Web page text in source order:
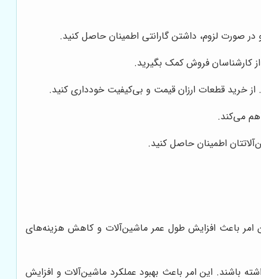
صورت لزوم، داشتن گارانتی اطمینان حاصل کنید.
کارشناسان فروش کمک بگیرید.
از خرید قطعات ارزان قیمت و بی‌کیفیت خودداری کنید.
می‌کند.
اطمینان حاصل کنید.
امر باعث افزایش طول عمر ماشین‌آلات و کاهش هزینه‌های
باشند. این امر باعث بهبود عملکرد ماشین‌آلات و افزایش